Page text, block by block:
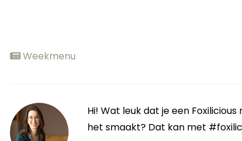
Weekmenu
Hi! Wat leuk dat je een
het smaakt? Dat kan met